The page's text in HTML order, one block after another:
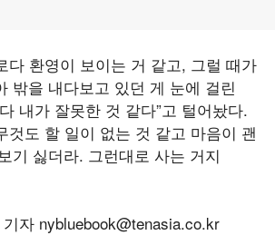
다 환영이 보이는 거 같고, 그럴 때가
밖을 내다보고 있던 게 눈에 걸린
내가 잘못한 것 같다”고 털어놨다.
것도 할 일이 없는 것 같고 마음이 괜
기 싫더라. 그런대로 사는 거지
자 nybluebook@tenasia.co.kr